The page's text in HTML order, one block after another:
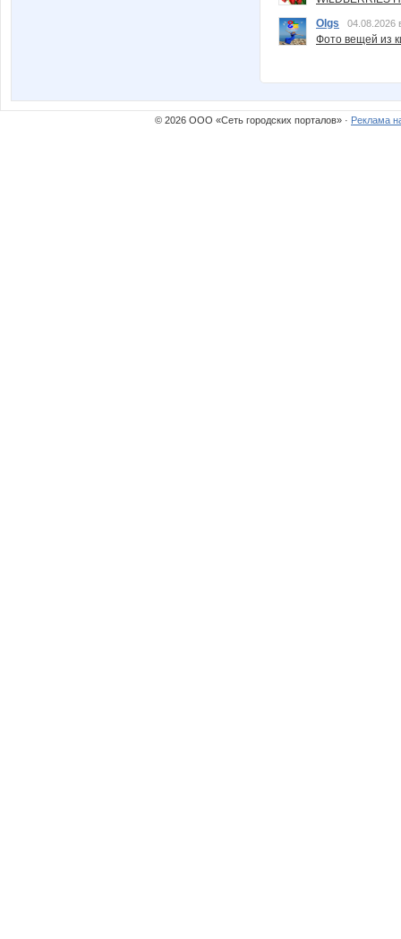
Olgs
04.08.2026
Фото вещей из
© 2026 ООО «Сеть городских порталов» · Реклама